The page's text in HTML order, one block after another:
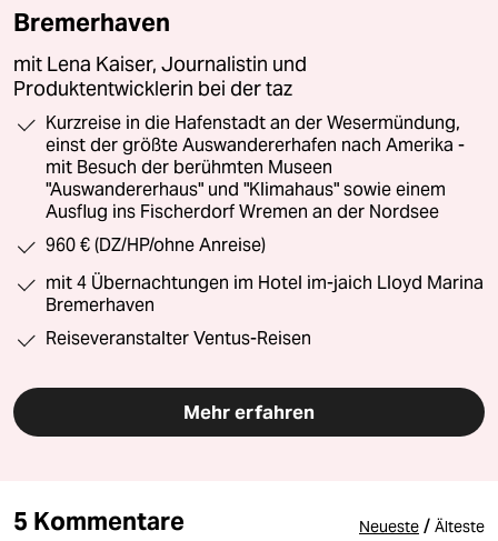
Bremerhaven
mit Lena Kaiser, Journalistin und
Produktentwicklerin bei der taz
Kurzreise in die Hafenstadt an der Wesermündung,
einst der größte Auswandererhafen nach Amerika -
mit Besuch der berühmten Museen
"Auswandererhaus" und "Klimahaus" sowie einem
Ausflug ins Fischerdorf Wremen an der Nordsee
960 € (DZ/HP/ohne Anreise)
mit 4 Übernachtungen im Hotel im-jaich Lloyd Marina
Bremerhaven
Reiseveranstalter Ventus-Reisen
Mehr erfahren
5 Kommentare Neueste / Älteste